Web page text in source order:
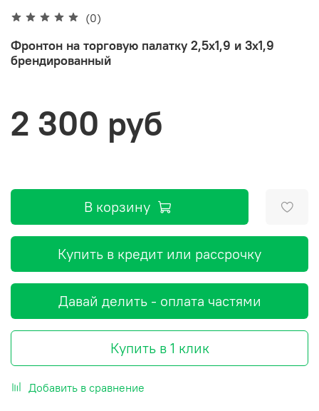
(0)
Фронтон на торговую палатку 2,5х1,9 и 3х1,9
брендированный
2 300 руб
В корзину
Купить в кредит или рассрочку
Давай делить - оплата частями
Купить в 1 клик
Добавить в сравнение